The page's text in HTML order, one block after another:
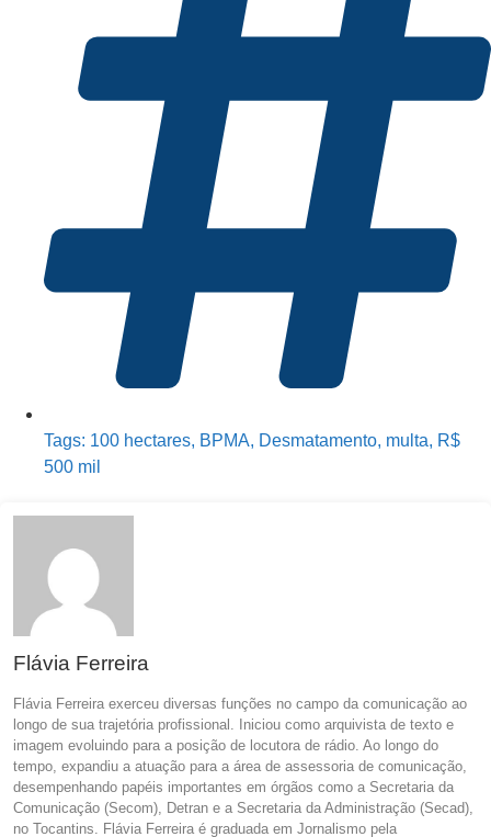
Tags: 100 hectares, BPMA, Desmatamento, multa, R$
500 mil
Flávia Ferreira
Flávia Ferreira exerceu diversas funções no campo da comunicação ao
longo de sua trajetória profissional. Iniciou como arquivista de texto e
imagem evoluindo para a posição de locutora de rádio. Ao longo do
tempo, expandiu a atuação para a área de assessoria de comunicação,
desempenhando papéis importantes em órgãos como a Secretaria da
Comunicação (Secom), Detran e a Secretaria da Administração (Secad),
no Tocantins. Flávia Ferreira é graduada em Jornalismo pela